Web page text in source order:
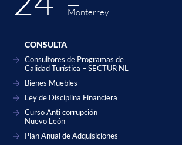
Monterrey
CONSULTA
Consultores de Programas de
Calidad Turística – SECTUR NL
Bienes Muebles
Ley de Disciplina Financiera
Curso Anti corrupción
Nuevo León
Plan Anual de Adquisiciones